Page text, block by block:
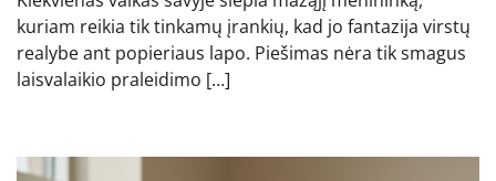
kuriam reikia tik tinkamų įrankių, kad jo fantazija virstų
realybe ant popieriaus lapo. Piešimas nėra tik smagus
laisvalaikio praleidimo […]